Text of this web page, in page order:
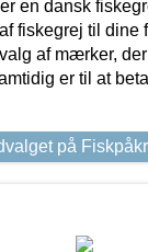
en dansk
fiskegrej til
af mærker,
er til at
på